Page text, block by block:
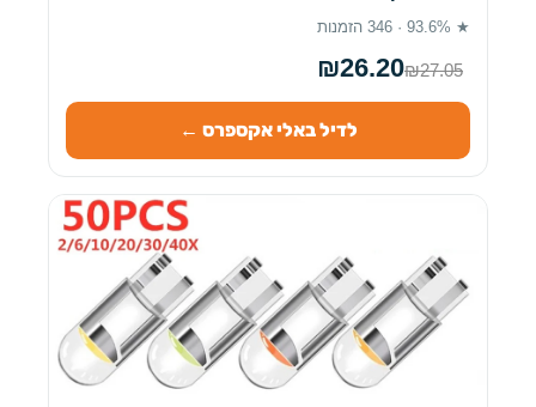
★ 93.6% · 346 הזמנות
₪26.20₪27.05
לדיל באלי אקספרס ←